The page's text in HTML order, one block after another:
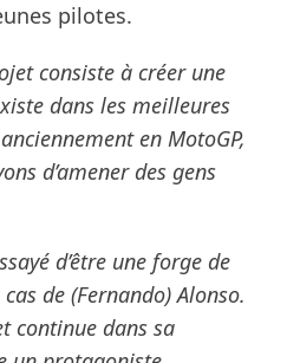
pilotes.
consiste à créer une
dans les meilleures
en MotoGP,
d’amener des gens
d’être une forge de
de (Fernando) Alonso.
continue dans sa